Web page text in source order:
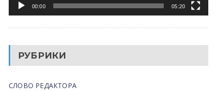
00:00 05:20
РУБРИКИ
СЛОВО РЕДАКТОРА